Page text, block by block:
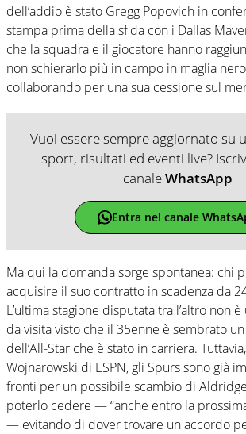
dell’addio è stato Gregg Popovich in
stampa prima della sfida con i Dallas
che la squadra e il giocatore hanno
non schierarlo più in campo in maglia
collaborando per una sua cessione sul
Vuoi essere sempre aggiornato su
sport, risultati ed eventi live?
canaleWhatsApp
Entra nel canale
Ma qui la domanda sorge spontanea: chi
acquisire il suo contratto in scadenza da
L’ultima stagione disputata tra l’altro non
da visita visto che il 35enne è sembrato
dell’All-Star che è stato in carriera.
Wojnarowski di ESPN, gli Spurs sono già
fronti per un possibile scambio di
poterlo cedere — “anche entro la
— evitando di dover trovare un accordo